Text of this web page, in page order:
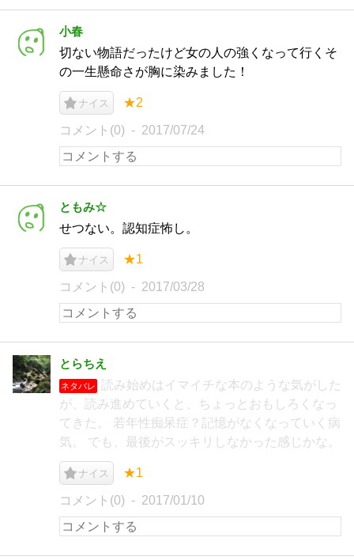
小春
切ない物語だったけど女の人の強くなって行くそ
の一生懸命さが胸に染みました！
ナイス ★2
コメント(0) 2017/07/24
ともみ☆
せつない。認知症怖し。
ナイス ★1
コメント(0) 2017/03/28
とらちえ
ネタバレ
読み始めはイマイチな本のような気がした
が、読み進めていくと、ちょっとおもしろくなっ
てきた。 若年性痴呆症？記憶がなくなっていく病
気。 でも、最後がスッキリしなかった感じかな。
ナイス ★1
コメント(0) 2017/01/10